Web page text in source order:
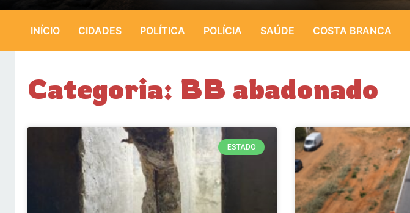
INÍCIO CIDADES POLÍTICA POLÍCIA SAÚDE COSTA BRANCA
Categoria: BB abadonado
ESTADO